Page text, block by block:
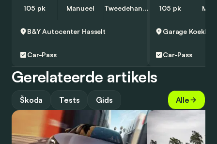
105 pk Manueel Tweedehands
B&Y Autocenter Hasselt
Car-Pass
105 pk
Garage
Car-Pass
Gerelateerde artikels
Škoda Tests Gids Alle